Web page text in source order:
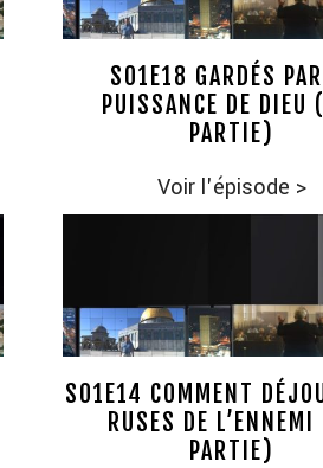
S01E18 GARDÉS
PUISSANCE DE DIEU
PARTIE)
Voir l'épisode >
S01E14 COMMENT
RUSES DE
PARTIE)